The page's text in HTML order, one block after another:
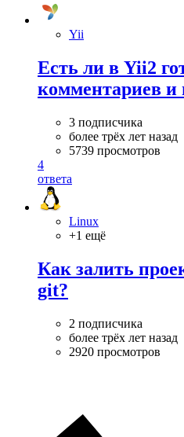
Yii
Есть ли в Yii2
комментариев и
3 подписчика
более трёх лет назад
5739 просмотров
4
ответа
Linux
+1 ещё
Как залить
git?
2 подписчика
более трёх лет назад
2920 просмотров